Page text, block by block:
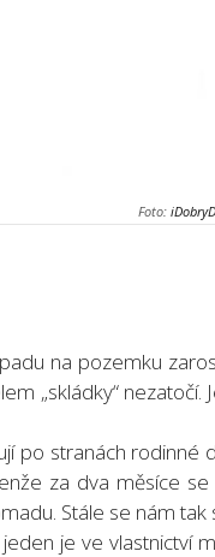
Foto:
na pozemku
„skládky“ nezatočí.
po stranách rodinné
za dva měsíce se
Stále se nám tak
je ve vlastnictví